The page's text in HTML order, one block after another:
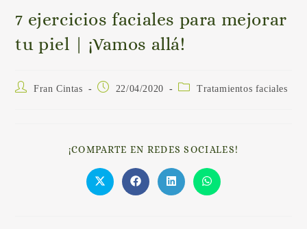
7 ejercicios faciales para mejorar
tu piel | ¡Vamos allá!
Fran Cintas 22/04/2020 Tratamientos faciales
¡COMPARTE EN REDES SOCIALES!